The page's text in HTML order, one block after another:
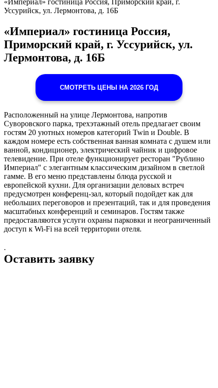
Уссурийск, ул. Лермонтова, д. 16Б
«Империал» гостиница Россия,
Приморский край, г. Уссурийск, ул.
Лермонтова, д. 16Б
СМОТРЕТЬ ЦЕНЫ НА 2026 ГОД
Расположенный на улице Лермонтова, напротив
Суворовского парка, трехэтажный отель предлагает своим
гостям 20 уютных номеров категорий Twin и Double. В
каждом номере есть собственная ванная комната с душем или
ванной, кондиционер, электрический чайник и цифровое
телевидение. При отеле функционирует ресторан "Рублино
Империал" с элегантным классическим дизайном в светлой
гамме. В его меню представлены блюда русской и
европейской кухни. Для организации деловых встреч
предусмотрен конференц-зал, который подойдет как для
небольших переговоров и презентаций, так и для проведения
масштабных конференций и семинаров. Гостям также
предоставляются услуги охраны парковки и неограниченный
доступ к Wi-Fi на всей территории отеля.
.
Оставить заявку